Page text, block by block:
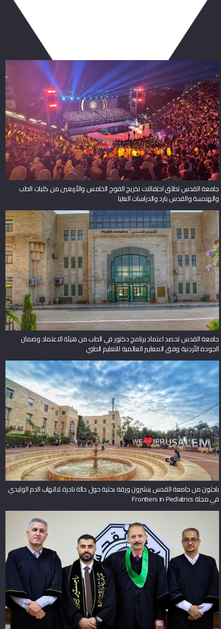
جامعة القدس تطلق احتفالات تخريج الفوج الخامس والأربعين من كليات الطب
والهندسة والقدس بارد والدراسات العليا
جامعة القدس تحصد اعتماد برنامج دكتور في الطب من هيئة الاعتماد وضمان
الجودة الأردنية وفق المعايير العالمية للتعليم الطبي
باحثون من جامعة القدس ينشرون ورقة بحثية حول حالة نادرة لالتهاب الدم الوليدي
في مجلة Frontiers in Pediatrics
جامعة القدس تناقش رسالة الماجستير الأولى لبرنامج إدارة الأراضي حول دور نظم
المعلومات الجغرافية في تعزيز الحوكمة المكانية وإدارة الأراضي